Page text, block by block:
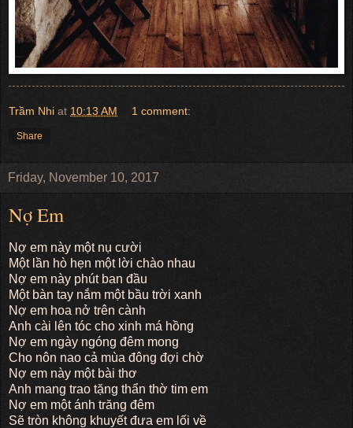
Trầm Nhi at 10:13 AM 1 comment:
Share
Friday, November 10, 2017
Nợ Em
Nợ em này một nụ cười
Một lần hò hẹn một lời chào nhau
Nợ em này phút ban đầu
Một bàn tay nắm một bầu trời xanh
Nợ em hoa nở trên cành
Anh cài lên tóc cho xinh má hồng
Nợ em ngày ngóng đêm mong
Cho nôn nao cả mùa đông đợi chờ
Nợ em này một bài thơ
Anh mang trao tặng thẩn thờ tim em
Nợ em một ánh trăng đêm
Sẽ tròn không khuyết đưa em lối về